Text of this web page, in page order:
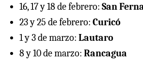
16, 17 y 18 de febrero: San
23 y 25 de febrero: Curicó
1 y 3 de marzo: Lautaro
8 y 10 de marzo: Rancagua